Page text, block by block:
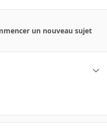
un nouveau sujet